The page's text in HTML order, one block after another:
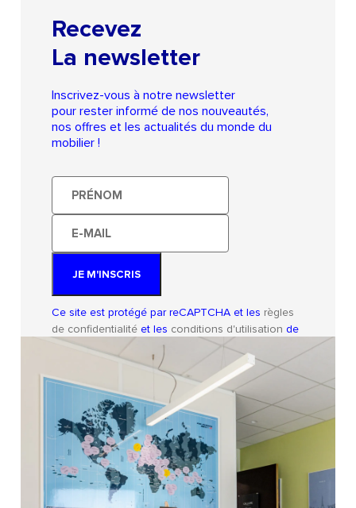
Recevez
La newsletter
Inscrivez-vous à notre newsletter
pour rester informé de nos nouveautés,
nos offres et les actualités du monde du
mobilier !
Prénom
E-
mail
JE M'INSCRIS
Ce site est protégé par reCAPTCHA et les règles
de confidentialitéet les conditions d'utilisation de
Google s'appliquent.